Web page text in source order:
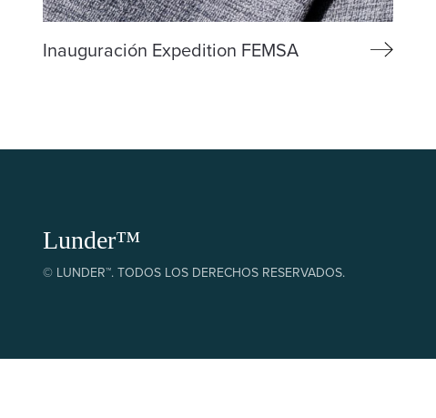
Inauguración Expedition FEMSA
Lunder™
© LUNDER™. TODOS LOS DERECHOS RESERVADOS.